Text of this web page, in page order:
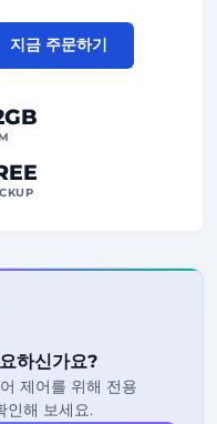
지금 주문하기
하신가요?
제어를 위해 전용
해 보세요.